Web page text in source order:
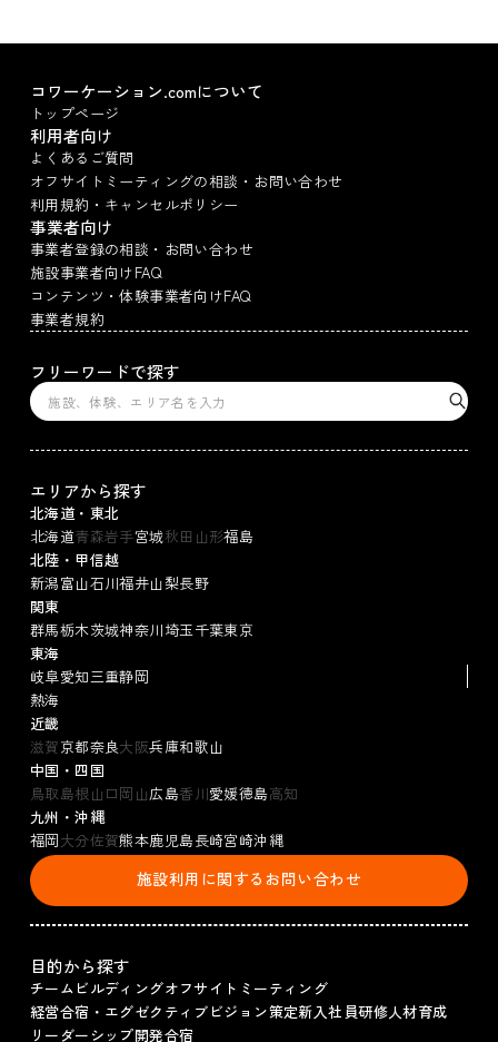
施設利用に関するお問い合わせ
コワーケーション.comについて
トップページ
利用者向け
よくあるご質問
オフサイトミーティングの相談・お問い合わせ
利用規約・キャンセルポリシー
事業者向け
事業者登録の相談・お問い合わせ
施設事業者向けFAQ
コンテンツ・体験事業者向けFAQ
事業者規約
フリーワードで探す
エリアから探す
北海道・東北
北海道青森岩手宮城秋田 山形福島
北陸・甲信越
新潟富山石川福井山梨長野
関東
群馬栃木茨城神奈川埼玉千葉東京
東海
岐阜愛知三重静岡
熱海
近畿
滋賀京都奈良大阪兵庫和歌山
中国・四国
鳥取島根 山口岡山広島香川愛媛徳島高知
九州・沖縄
福岡大分佐賀熊本鹿児島長崎宮崎沖縄
目的から探す
チームビルディングオフサイトミーティング
経営合宿・エグゼクティブ ビジョン策定新入社員研修人材育成
リーダーシップ開発合宿